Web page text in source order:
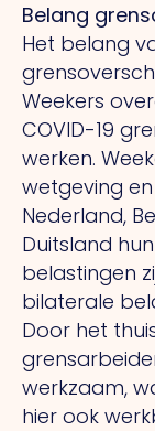
Belang
Het belang
Weekers
COVID-19
werken.
wetgeving
Nederland,
Duitsland
belastingen
bilaterale
Door het
werkzaam,
hier ook